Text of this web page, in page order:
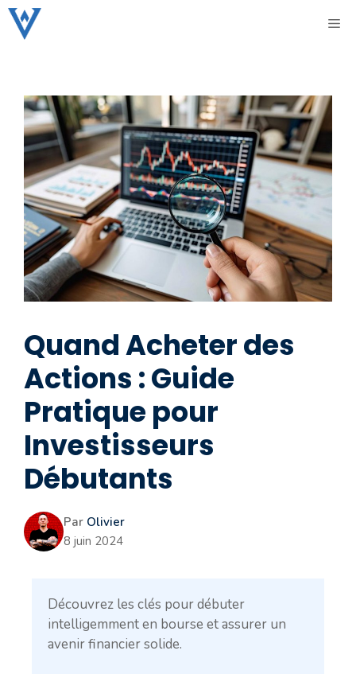
Aller
Quand Acheter des
Actions : Guide
Pratique pour
Investisseurs
Débutants
Par Olivier
8 juin 2024
Découvrez les clés pour débuter
intelligemment en bourse et assurer un
avenir financier solide.